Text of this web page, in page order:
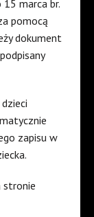
marca br.
pomocą
dokument
zapisu w
stronie